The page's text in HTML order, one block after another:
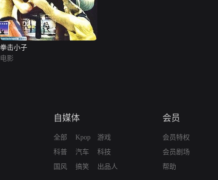
拳击小子
电影
自媒体
全部
科普
国风
Kpop
汽车
搞笑
游戏
科技
出品人
会员
会员特权
会员剧场
帮助